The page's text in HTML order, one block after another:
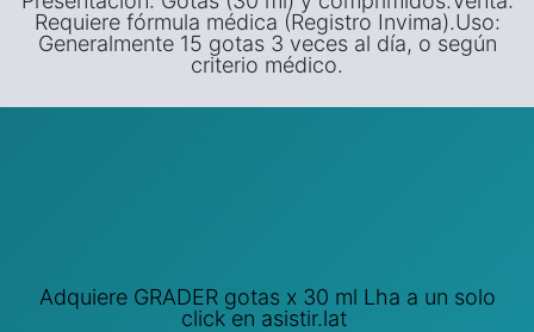
Requiere fórmula médica (Registro Invima).Uso:
Generalmente 15 gotas 3 veces al día, o según
criterio médico.
Adquiere GRADER gotas x 30 ml Lha a un solo
click en asistir.lat